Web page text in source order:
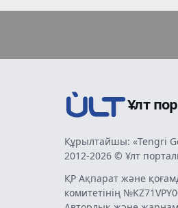
Ұлт
Құрылтайшы: «Tengri
2012-2026 © Ұлт
ҚР Ақпарат және
комитетінің